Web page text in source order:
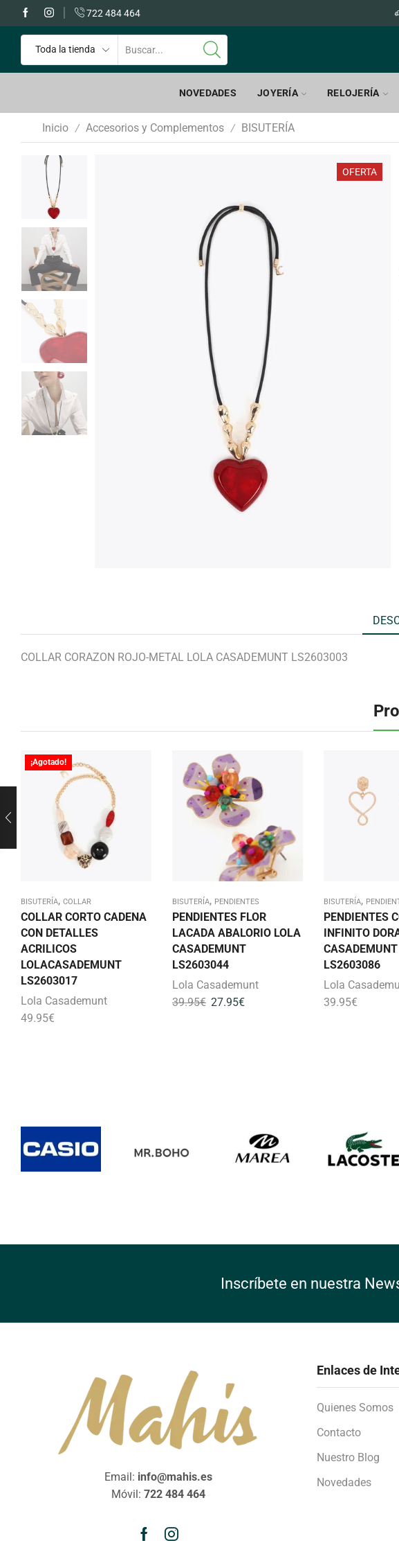
722 484 464
a partir de 60€
NOVEDADES JOYERÍA RELOJERÍA
Inicio / Accesorios y Complementos / BISUTERÍA
OFERTA
COLLAR CORAZON ROJO-METAL LOLA CASADEMUNT LS2603003
¡Agotado!
BISUTERÍA, COLLAR
COLLAR CORTO CADENA
CON DETALLES
ACRILICOS
LOLACASADEMUNT
LS2603017
Lola Casademunt
49.95€
BISUTERÍA, PENDIENTES
PENDIENTES FLOR
LACADA ABALORIO LOLA
CASADEMUNT
LS2603044
Lola Casademunt
39.95€ 27.95€
BISUTERÍA,
PENDIENTES
INFINITO
CASADEMUNT
LS2603086
Lola
39.95€
Inscríbete en nuestra
Email: info@mahis.es
Móvil: 722 484 464
Enlaces de
Quienes Somos
Contacto
Nuestro Blog
Novedades